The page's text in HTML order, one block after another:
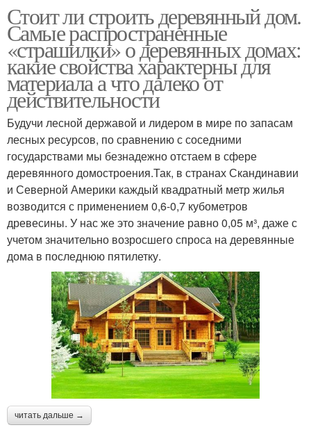
Стоит ли строить деревянный дом.
Самые распространенные
«страшилки» о деревянных домах:
какие свойства характерны для
материала а что далеко от
действительности
Будучи лесной державой и лидером в мире по запасам
лесных ресурсов, по сравнению с соседними
государствами мы безнадежно отстаем в сфере
деревянного домостроения.Так, в странах Скандинавии
и Северной Америки каждый квадратный метр жилья
возводится с применением 0,6-0,7 кубометров
древесины. У нас же это значение равно 0,05 м³, даже с
учетом значительно возросшего спроса на деревянные
дома в последнюю пятилетку.
читать дальше →